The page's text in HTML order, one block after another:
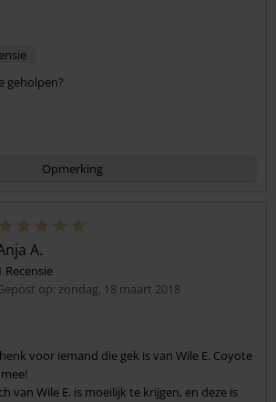
geholpen?
Opmerking
A.
Recensie
op: zondag, 18 maart 2018
voor iemand die gek is van Wile E. Coyote
van Wile E. is moeilijk te krijgen, en deze is